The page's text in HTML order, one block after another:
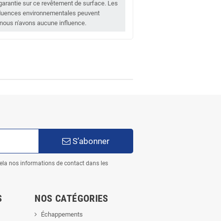
sur ce revêtement de surface. Les
environnementales peuvent
n'avons aucune influence.
S’abonner
nos informations de contact dans les
NOS CATÉGORIES
Échappements